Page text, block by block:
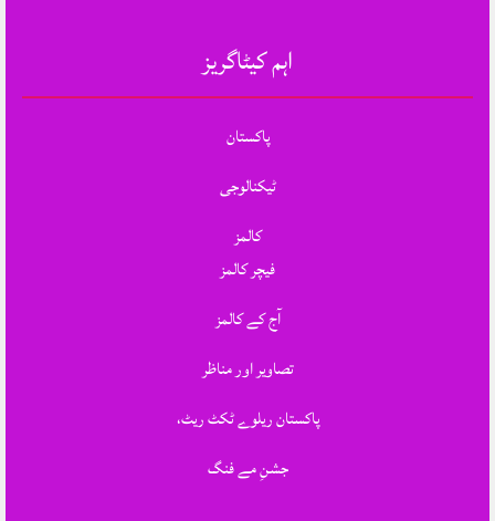
اہم کیٹاگریز
پاکستان
ٹیکنالوجی
کالمز
فیچر کالمز
آج کے کالمز
تصاویر اور مناظر
پاکستان ریلوے ٹکٹ ریٹ،
جشنِ مے فنگ